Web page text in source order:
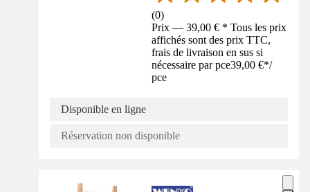
(0)
Prix — 39,00 € * Tous les prix
affichés sont des prix TTC,
frais de livraison en sus si
nécessaire par pce39,00 €*/
pce
Disponible en ligne
Réservation non disponible